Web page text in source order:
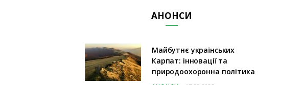
АНОНСИ
Майбутнє українських
Карпат: інновації та
природоохоронна політика